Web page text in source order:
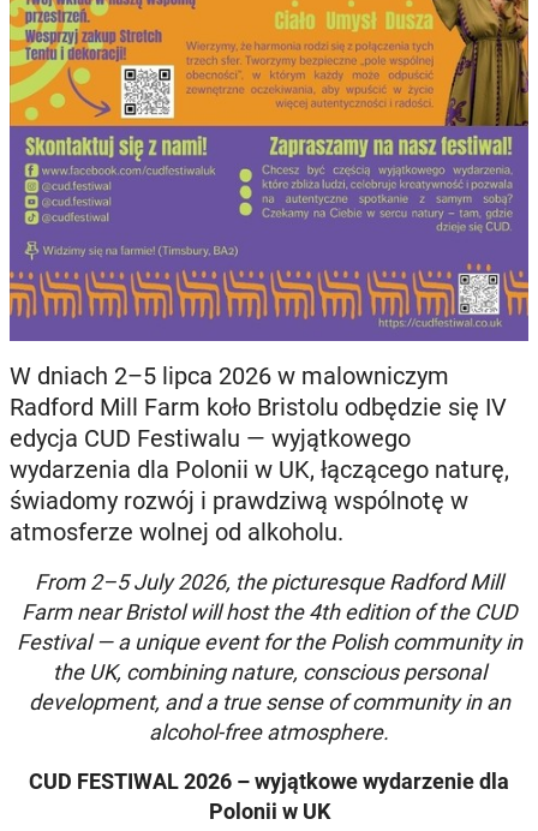
W dniach 2–5 lipca 2026 w malowniczym
Radford Mill Farm koło Bristolu odbędzie się IV
edycja CUD Festiwalu — wyjątkowego
wydarzenia dla Polonii w UK, łączącego naturę,
świadomy rozwój i prawdziwą wspólnotę w
atmosferze wolnej od alkoholu.
From 2–5 July 2026, the picturesque Radford Mill
Farm near Bristol will host the 4th edition of the CUD
Festival — a unique event for the Polish community in
the UK, combining nature, conscious personal
development, and a true sense of community in an
alcohol-free atmosphere.
CUD FESTIWAL 2026 – wyjątkowe wydarzenie dla
Polonii w UK